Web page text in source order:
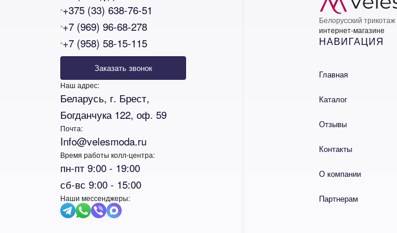
+375 (33) 638-76-51
+7 (969) 96-68-278
+7 (958) 58-15-115
Заказать звонок
Наш адрес:
Беларусь, г. Брест,
Богданчука 122, оф. 59
Почта:
Info@velesmoda.ru
Время работы колл-центра:
пн-пт 9:00 - 19:00
сб-вс 9:00 - 15:00
Наши мессенджеры:
Белорусский трикотаж
интернет-магазине
НАВИГАЦИЯ
Главная
Каталог
Отзывы
Контакты
О компании
Партнерам